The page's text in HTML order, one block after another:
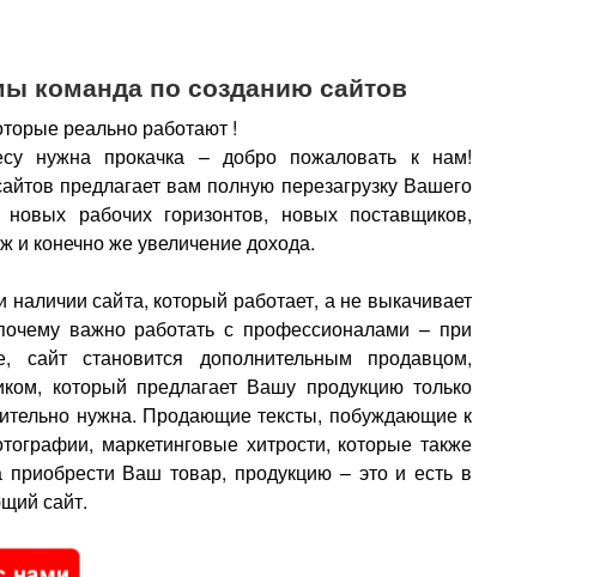
команда по созданию сайтов
реально работают !
нужна прокачка – добро пожаловать к нам!
предлагает вам полную перезагрузку Вашего
рабочих горизонтов, новых поставщиков,
и конечно же увеличение дохода.
сайта, который работает, а не выкачивает
важно работать с профессионалами – при
сайт становится дополнительным продавцом,
который предлагает Вашу продукцию только
нужна. Продающие тексты, побуждающие к
маркетинговые хитрости, которые также
приобрести Ваш товар, продукцию – это и есть в
сайт.